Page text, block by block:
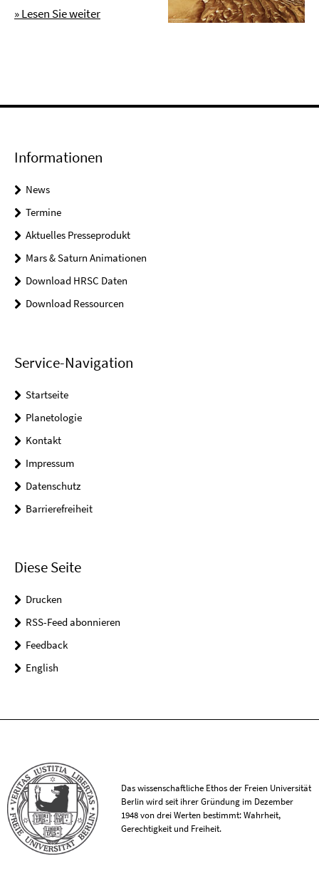
» Lesen Sie weiter
Informationen
News
Termine
Aktuelles Presseprodukt
Mars & Saturn Animationen
Download HRSC Daten
Download Ressourcen
Service-Navigation
Startseite
Planetologie
Kontakt
Impressum
Datenschutz
Barrierefreiheit
Diese Seite
Drucken
RSS-Feed abonnieren
Feedback
English
Das wissenschaftliche Ethos der Freien Universität
Berlin wird seit ihrer Gründung im Dezember
1948 von drei Werten bestimmt: Wahrheit,
Gerechtigkeit und Freiheit.